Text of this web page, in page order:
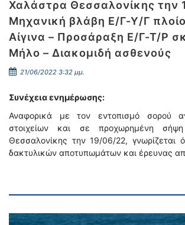
Χαλάστρα Θεσσαλονίκης την
Μηχανική βλάβη Ε/Γ-Υ/Γ
Αίγινα – Προσάραξη Ε/Γ-Τ/Ρ
Μήλο – Διακομιδή ασθενούς
21/06/2022 3:32 μμ.
Συνέχεια ενημέρωσης:
Αναφορικά με τον εντοπισμό σορού
στοιχείων και σε προχωρημένη
Θεσσαλονίκης την 19/06/22, γνωρίζεται
δακτυλικών αποτυπωμάτων και έρευνας